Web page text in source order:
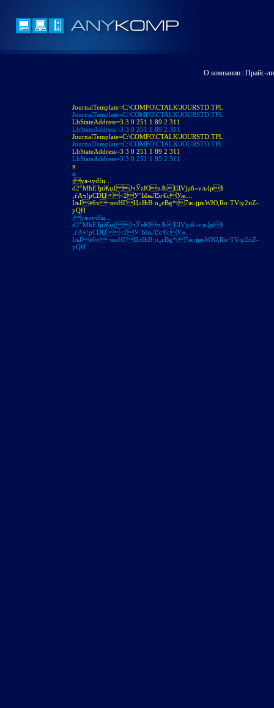
О компании Прайс-
JournalTemplate=C:\COMFO\CTALK\JOURSTD.TPL
JournalTemplate=C:\COMFO\CTALK\JOURSTD.TPL
LbStateAddress=3 3 0 251 1 89 2 311
LbStateAddress=3 3 0 251 1 89 2 311
JournalTemplate=C:\COMFO\CTALK\JOURSTD.TPL
JournalTemplate=C:\COMFO\CTALK\JOURSTD.TPL
LbStateAddress=3 3 0 251 1 89 2 311
LbStateAddress=3 3 0 251 1 89 2 311
я
я
jуя-іуdfц…
d2“МћЕЂtЖџ{ JчЎzЮnЉЩVjµб«vљ{p$
‚ѓAч!pСDЏ<2У’ЫњЛ5г€cУж…
IљҐё6х~юэНГЦ±ЊB·o„єBg*ї7ж‹jµъWЮ,Ro·ТVіу2иZ­
уQH
jуя-іуdfц…
d2“МћЕЂtЖџ{ JчЎzЮnЉЩVjµб«vљ{p$
‚ѓAч!pСDЏ<2У’ЫњЛ5г€cУж…
IљҐё6х~юэНГЦ±ЊB·o„єBg*ї7ж‹jµъWЮ,Ro·ТVіу2иZ­
уQH